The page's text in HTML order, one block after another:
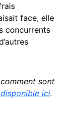
face, elle
concurrents
sont
disponible ici.